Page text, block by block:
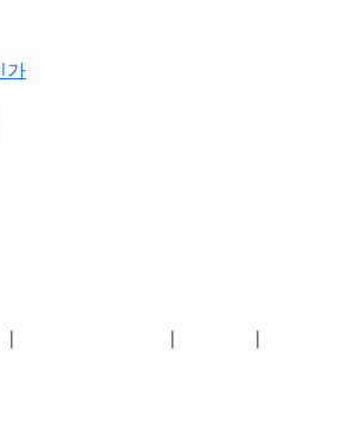
가
| | |